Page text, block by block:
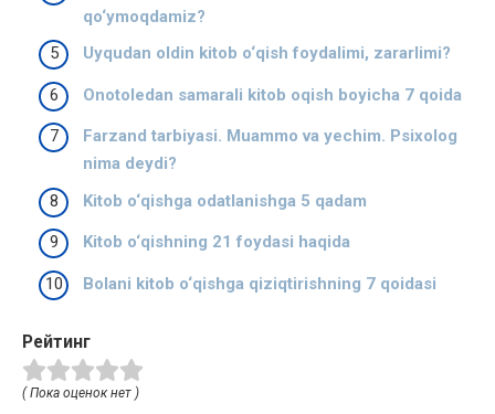
qo‘ymoqdamiz?
Uyqudan oldin kitob o‘qish foydalimi, zararlimi?
Onotoledan samarali kitob oqish boyicha 7 qoida
Farzand tarbiyasi. Muammo va yechim. Psixolog
nima deydi?
Kitob o‘qishga odatlanishga 5 qadam
Kitob o‘qishning 21 foydasi haqida
Bolani kitob o‘qishga qiziqtirishning 7 qoidasi
Рейтинг
( Пока оценок нет )